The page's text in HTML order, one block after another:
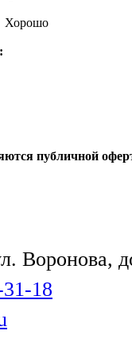
Хорошо
публичной
Воронова,
18